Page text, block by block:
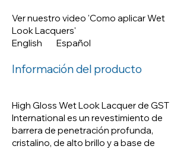
Ver nuestro video 'Como aplicar
Wet Look Lacquers'
English Español
Ver nuestro video 'Como aplicar Wet
Look Lacquers'
English
Español
Información del producto
High Gloss Wet Look Lacquer de GST
International es un revestimiento de
barrera de penetración profunda,
cristalino, de alto brillo y a base de